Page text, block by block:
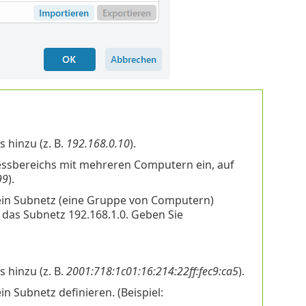
hinzu (z. B. 192.168.0.10).
mit mehreren Computern ein, auf
).
Subnetz (eine Gruppe von Computern)
Subnetz 192.168.1.0. Geben Sie
hinzu (z. B. 2001:718:1c01:16:214:22ff:fec9:ca5).
Subnetz definieren. (Beispiel: